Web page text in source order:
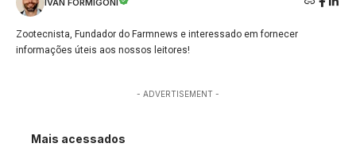
IVAN FORMIGONI
Zootecnista, Fundador do Farmnews e interessado em fornecer
informações úteis aos nossos leitores!
- ADVERTISEMENT -
Mais acessados